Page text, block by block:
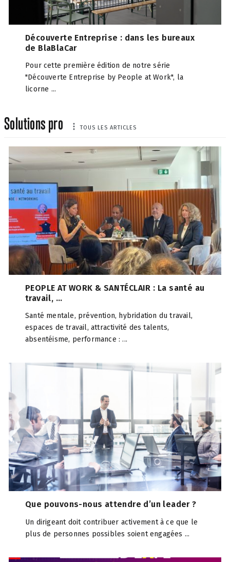
Découverte Entreprise : dans les bureaux
de BlaBlaCar
Pour cette première édition de notre série
"Découverte Entreprise by People at Work", la
licorne ...
Solutions pro TOUS LES ARTICLES
PEOPLE AT WORK & SANTÉCLAIR : La santé au
travail, ...
Santé mentale, prévention, hybridation du travail,
espaces de travail, attractivité des talents,
absentéisme, performance : ...
Que pouvons-nous attendre d’un leader ?
Un dirigeant doit contribuer activement à ce que le
plus de personnes possibles soient engagées ...